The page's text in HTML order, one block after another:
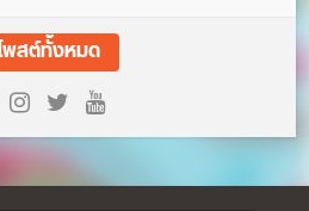
พสต์ทั้งหมด